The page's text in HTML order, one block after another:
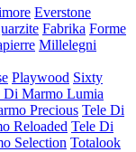
Everstone
Fabrika Forme
Millelegni
Playwood Sixty
Di Marmo Lumia
Precious Tele Di
Reloaded Tele Di
Selection Totalook